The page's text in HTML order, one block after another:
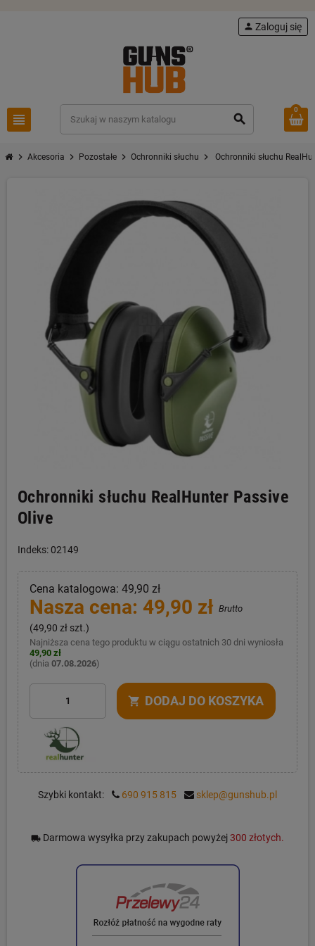
view_headline search
person Zaloguj się
0
chevron_right Akcesoria chevron_right Pozostałe chevron_right Ochronniki słuchu chevron_right Ochronniki słuchu
Ochronniki słuchu RealHunter Passive
Olive
Indeks: 02149
Cena katalogowa: 49,90 zł
Nasza cena: 49,90 zł Brutto
(49,90 zł szt.)
Najniższa cena tego produktu w ciągu ostatnich 30 dni wyniosła
49,90 zł
(dnia 07.08.2026)
shopping_cart DODAJ DO KOSZYKA
Szybki kontakt: 690 915 815 sklep@gunshub.pl
local_shipping Darmowa wysyłka przy zakupach powyżej300 złotych.